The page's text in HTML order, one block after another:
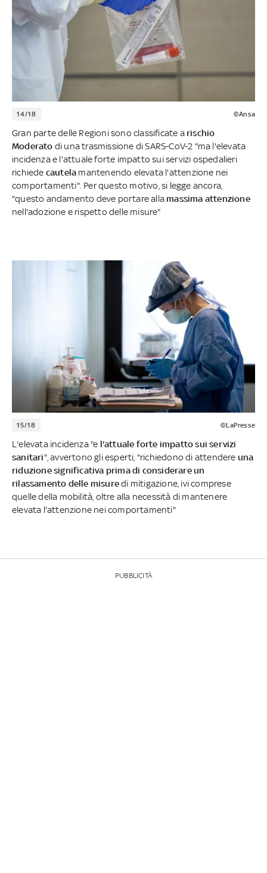
14/18 ©Ansa
Gran parte delle Regioni sono classificate a rischio
Moderato di una trasmissione di SARS-CoV-2 "ma l'elevata
incidenza e l'attuale forte impatto sui servizi ospedalieri
richiede cautela mantenendo elevata l'attenzione nei
comportamenti". Per questo motivo, si legge ancora,
"questo andamento deve portare alla massima attenzione
nell'adozione e rispetto delle misure"
15/18 ©LaPresse
L'elevata incidenza "e l'attuale forte impatto sui servizi
sanitari", avvertono gli esperti, "richiedono di attendere una
riduzione significativa prima di considerare un
rilassamento delle misuredi mitigazione, ivi comprese
quelle della mobilità, oltre alla necessità di mantenere
elevata l'attenzione nei comportamenti"
PUBBLICITÀ